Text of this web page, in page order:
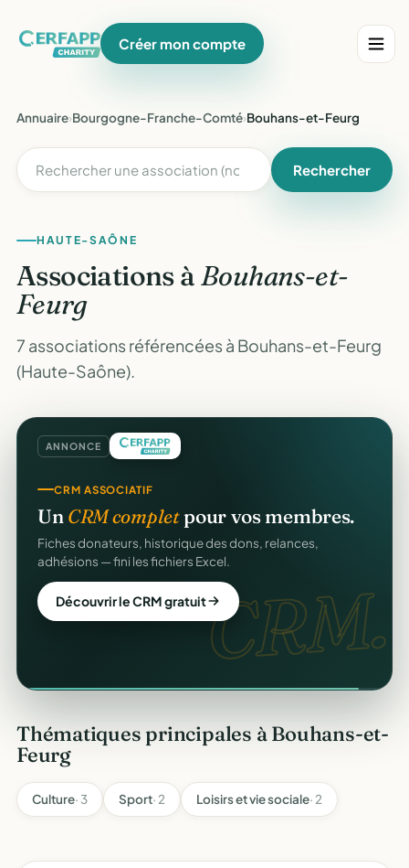
Créer mon compte
Annuaire›Bourgogne-Franche-Comté›Bouhans-et-Feurg
Rechercher
HAUTE-SAÔNE
Associations àBouhans-et-
Feurg
7 associations référencées à Bouhans-et-Feurg
(Haute-Saône).
ANNONCE
CRM.
CRM ASSOCIATIF
Un CRM completpour vos membres.
Fiches donateurs, historique des dons, relances,
adhésions — fini les fichiers Excel.
Découvrir le CRM gratuit
Thématiques principales à Bouhans-et-
Feurg
Culture· 3 Sport· 2 Loisirs et vie sociale· 2